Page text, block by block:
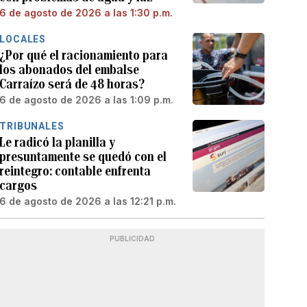
6 de agosto de 2026 a las 1:30 p.m.
LOCALES
¿Por qué el racionamiento para
los abonados del embalse
Carraízo será de 48 horas?
6 de agosto de 2026 a las 1:09 p.m.
TRIBUNALES
Le radicó la planilla y
presuntamente se quedó con el
reintegro: contable enfrenta
cargos
6 de agosto de 2026 a las 12:21 p.m.
PUBLICIDAD